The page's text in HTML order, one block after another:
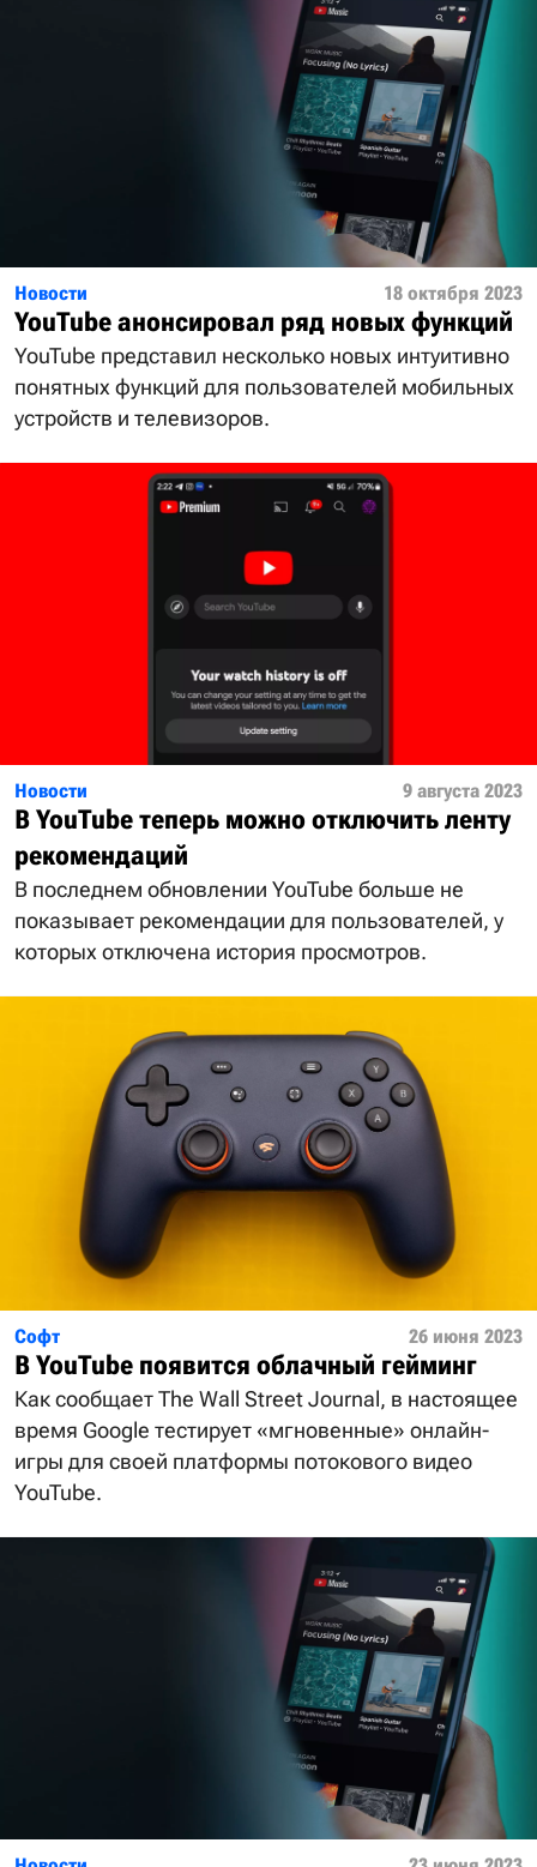
Новости 18 октября 2023
YouTube анонсировал ряд новых функций
YouTube представил несколько новых интуитивно
понятных функций для пользователей мобильных
устройств и телевизоров.
Новости 9 августа 2023
В YouTube теперь можно отключить ленту
рекомендаций
В последнем обновлении YouTube больше не
показывает рекомендации для пользователей, у
которых отключена история просмотров.
Софт 26 июня 2023
В YouTube появится облачный гейминг
Как сообщает The Wall Street Journal, в настоящее
время Google тестирует «мгновенные» онлайн-
игры для своей платформы потокового видео
YouTube.